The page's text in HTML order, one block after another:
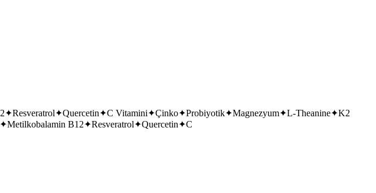
✦Resveratrol✦Quercetin✦C Vitamini✦Çinko✦Probiyotik✦Magnezyum✦L-Theanine✦K2
✦Metilkobalamin B12✦Resveratrol✦Quercetin✦C